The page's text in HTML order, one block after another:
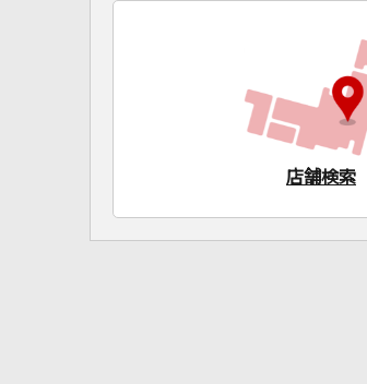
店舗検索